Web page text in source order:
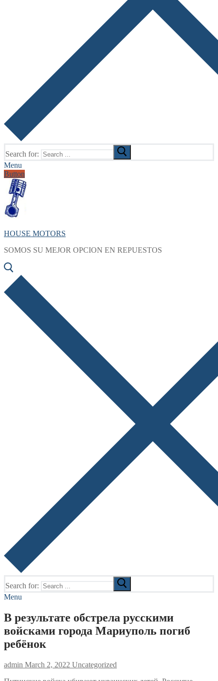
Search for:
Menu
Button
HOUSE MOTORS
SOMOS SU MEJOR OPCION EN REPUESTOS
Search for:
Menu
В результате обстрела русскими
войсками города Мариуполь погиб
ребёнок
admin March 2, 2022 Uncategorized